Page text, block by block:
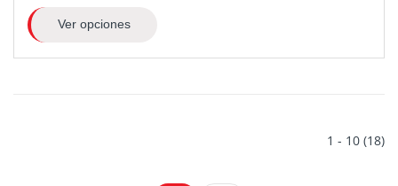
Ver opciones
1 - 10 (18)